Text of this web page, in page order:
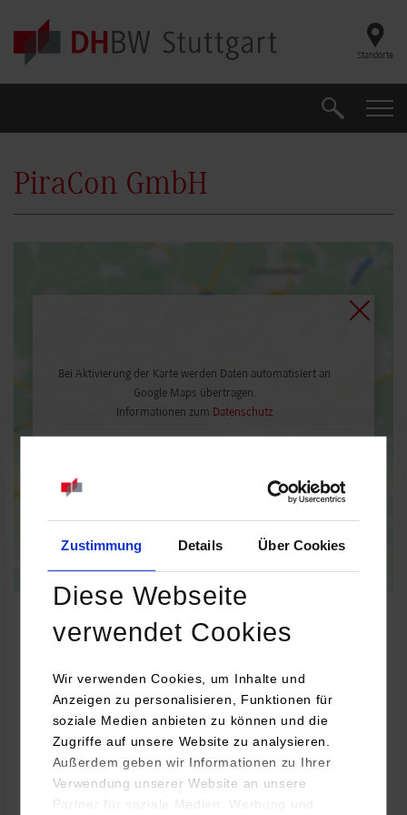
Zustimmung Details Über Cookies
Diese Webseite
verwendet Cookies
Wir verwenden Cookies, um Inhalte und
Anzeigen zu personalisieren, Funktionen für
soziale Medien anbieten zu können und die
Zugriffe auf unsere Website zu analysieren.
Außerdem geben wir Informationen zu Ihrer
Verwendung unserer Website an unsere
Partner für soziale Medien, Werbung und
Skip to main content
Standorte
Suche
PiraCon GmbH
Bei Aktivierung der Karte werden Daten automatisiert an
Google Maps übertragen.
Informationen zum Datenschutz
PiraCon GmbH
Rudolf-Diesel-Straße 19
71711 Murr